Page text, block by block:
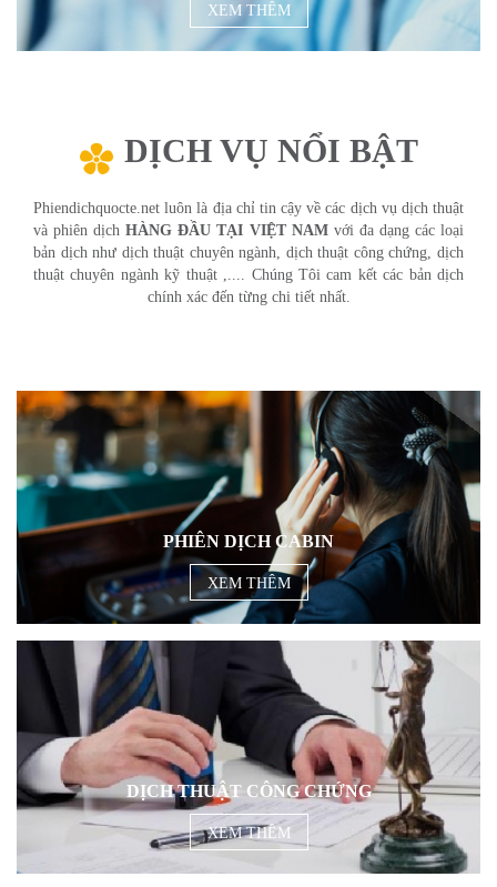
XEM THÊM
DỊCH VỤ NỔI BẬT
Phiendichquocte.net luôn là địa chỉ tin cậy về các dịch vụ dịch thuật
và phiên dịchHÀNG ĐẦU TẠI VIỆT NAMvới đa dạng các loại
bản dịch như dịch thuật chuyên ngành, dịch thuật công chứng, dịch
thuật chuyên ngành kỹ thuật ,.... Chúng Tôi cam kết các bản dịch
chính xác đến từng chi tiết nhất.
PHIÊN DỊCH CABIN
XEM THÊM
DỊCH THUẬT CÔNG CHỨNG
XEM THÊM